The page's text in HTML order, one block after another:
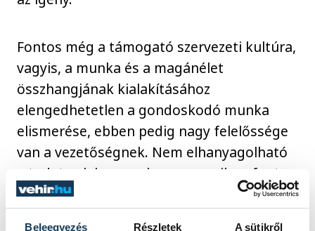
Beleegyezés Részletek A sütikről
Fontos még a támogató szervezeti kultúra,
vagyis, a munka és a magánélet
összhangjának kialakításához
elengedhetetlen a gondoskodó munka
elismerése, ebben pedig nagy felelőssége
van a vezetőségnek. Nem elhanyagolható
a tudatos labormunka sem, amiben fontos
az egészségügyi kockázatok felismerése: a